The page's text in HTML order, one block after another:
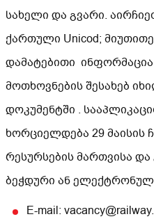
სახელი და გვარი.
ქართული Unicod;
დამატებითი
მოთხოვნების შესახებ
დოკუმენტში .
ხორციელდება 29 მაისის
რესურსების მართვისა და
ბეჭდური ან
E-mail: